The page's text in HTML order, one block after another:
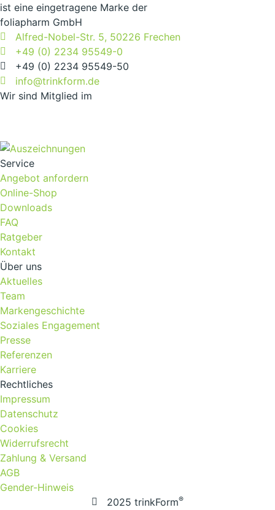
ist eine eingetragene Marke der
foliapharm GmbH
Alfred-Nobel-Str. 5, 50226 Frechen
+49 (0) 2234 95549-0
+49 (0) 2234 95549-50
info@trinkform.de
Wir sind Mitglied im
Service
Angebot anfordern
Online-Shop
Downloads
FAQ
Ratgeber
Kontakt
Über uns
Aktuelles
Team
Markengeschichte
Soziales Engagement
Presse
Referenzen
Karriere
Rechtliches
Impressum
Datenschutz
Cookies
Widerrufsrecht
Zahlung & Versand
AGB
Gender-Hinweis
2025 trinkForm®